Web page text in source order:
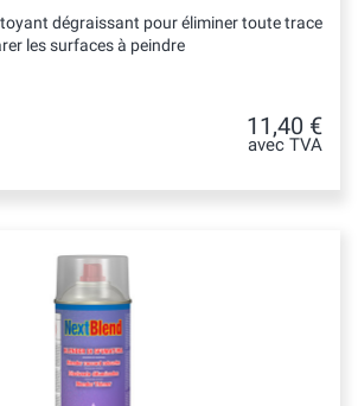
dégraissant pour éliminer toute trace
les surfaces à peindre
11,40 €
avec TVA